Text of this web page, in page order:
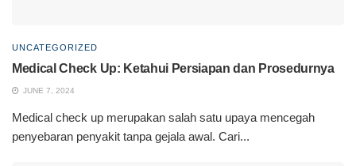
UNCATEGORIZED
Medical Check Up: Ketahui Persiapan dan Prosedurnya
JUNE 7, 2024
Medical check up merupakan salah satu upaya mencegah
penyebaran penyakit tanpa gejala awal. Cari...